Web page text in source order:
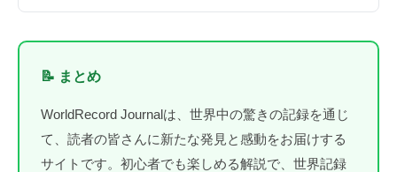
📝 まとめ
WorldRecord Journalは、世界中の驚きの記録を通じ
て、読者の皆さんに新たな発見と感動をお届けする
サイトです。初心者でも楽しめる解説で、世界記録